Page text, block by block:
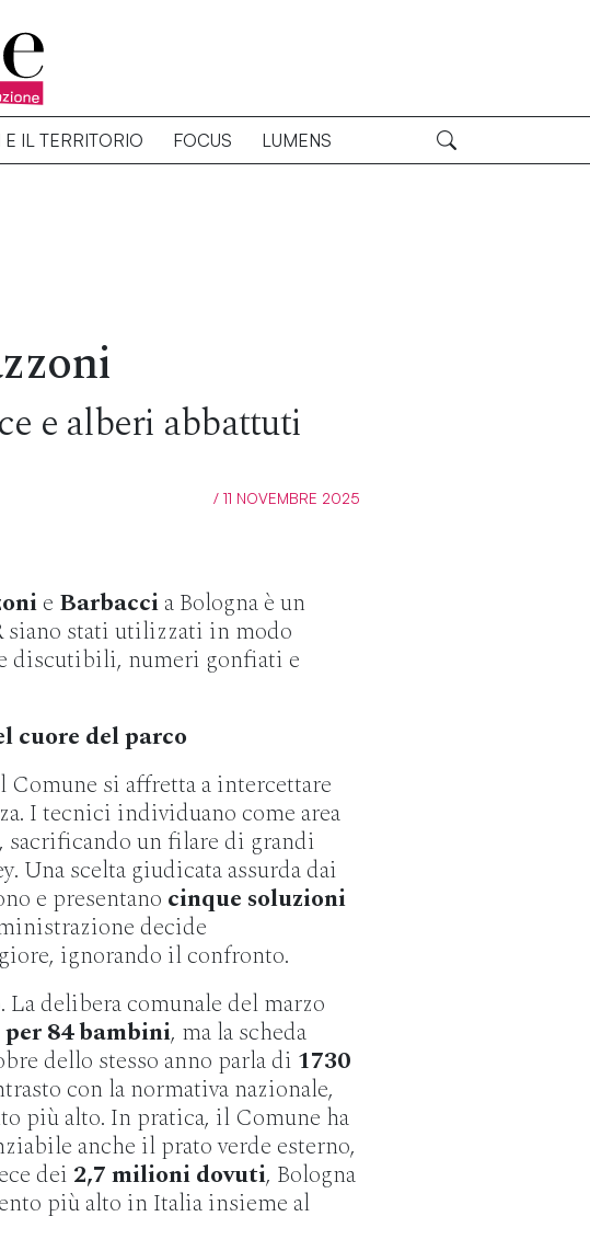
E IL TERRITORIO FOCUS LUMENS
e alberi abbattuti
/ 11 NOVEMBRE 2025
e Barbaccia Bologna è un
siano stati utilizzati in modo
discutibili, numeri gonfiati e
cuore del parco
si affretta a intercettare
I tecnici individuano come area
sacrificando un filare di grandi
Una scelta giudicata assurda dai
e presentano cinque soluzioni
decide
ignorando il confronto.
delibera comunale del marzo
per 84 bambini, ma la scheda
dello stesso anno parla di 1730
con la normativa nazionale,
più alto. In pratica, il Comune ha
anche il prato verde esterno,
dei 2,7 milioni dovuti, Bologna
più alto in Italia insieme al